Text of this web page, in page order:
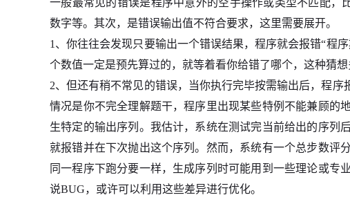
数字等。其次，是错误输出值不符合要求，这里需要展开。
1、你往往会发现只要输出一个错误结果，程序就会报错“程
个数值一定是预先算过的，就等着看你给错了哪个，这种猜想
2、但还有稍不常见的错误，当你执行完毕按需输出后，程
情况是你不完全理解题干，程序里出现某些特例不能兼顾的
生特定的输出序列。我估计，系统在测试完当前给出的序列
就报错并在下次抛出这个序列。然而，系统有一个总步数评
同一程序下跑分要一样，生成序列时可能用到一些理论或专
说BUG，或许可以利用这些差异进行优化。